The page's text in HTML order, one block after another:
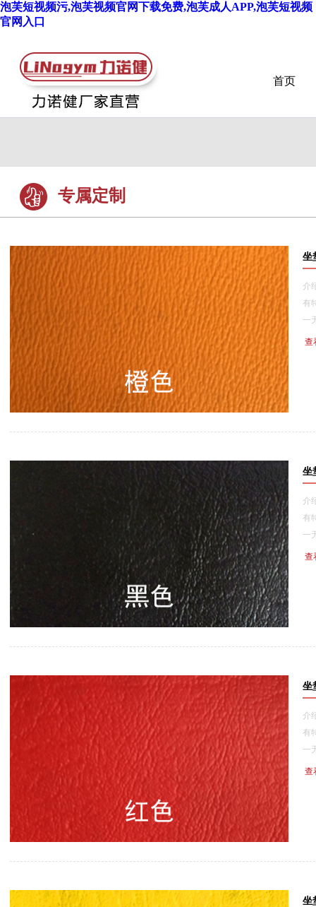
泡芙短视频污,泡芙视频官网下载免费,泡芙成人APP,泡芙短视频
官网入口
首页
专属定制
坐
介
有
一
查
坐
介
有
一无
查
坐
介
有
一无
查
坐